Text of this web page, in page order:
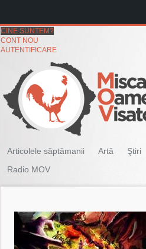
CINE SUNTEM?
CONT NOU
AUTENTIFICARE
Articolele săptămanii Artă Ştiri
Radio MOV